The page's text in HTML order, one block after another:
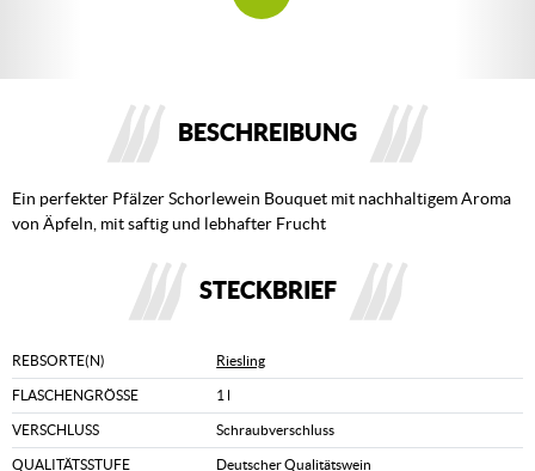
BESCHREIBUNG
Ein perfekter Pfälzer Schorlewein Bouquet mit nachhaltigem Aroma
von Äpfeln, mit saftig und lebhafter Frucht
STECKBRIEF
REBSORTE(N) Riesling
FLASCHENGRÖSSE 1 l
VERSCHLUSS Schraubverschluss
QUALITÄTSSTUFE Deutscher Qualitätswein